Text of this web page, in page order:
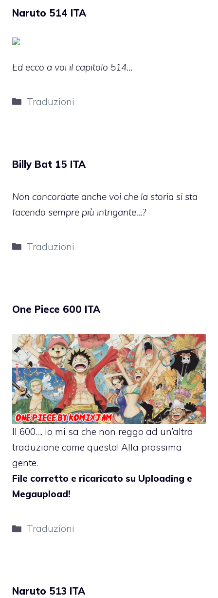
Naruto 514 ITA
Ed ecco a voi il capitolo 514…
Categorie
Traduzioni
Billy Bat 15 ITA
Non concordate anche voi che la storia si sta
facendo sempre più intrigante…?
Categorie
Traduzioni
One Piece 600 ITA
Il 600…. io mi sa che non reggo ad un’altra
traduzione come questa! Alla prossima
gente.
File corretto e ricaricato su Uploading e
Megaupload!
Categorie
Traduzioni
Naruto 513 ITA